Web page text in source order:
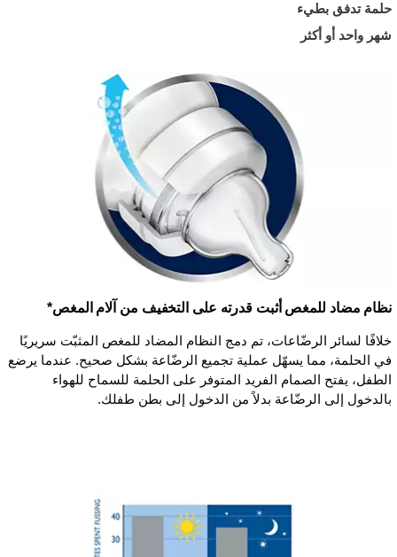
حلمة تدفق بطيء
شهر واحد أو أكثر
نظام مضاد للمغص أثبت قدرته على التخفيف من آلام المغص*
خلافًا لسائر الرضّاعات، تم دمج النظام المضاد للمغص المثبّت سريريًا
في الحلمة، مما يسهّل عملية تجميع الرضّاعة بشكل صحيح. عندما يرضع
الطفل، يفتح الصمام الفريد المتوفر على الحلمة للسماح للهواء
بالدخول إلى الرضّاعة بدلاً من الدخول إلى بطن طفلك.